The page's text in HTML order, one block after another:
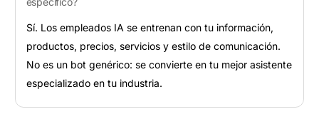
Sí. Los empleados IA se entrenan con tu información,
productos, precios, servicios y estilo de comunicación.
No es un bot genérico: se convierte en tu mejor asistente
especializado en tu industria.